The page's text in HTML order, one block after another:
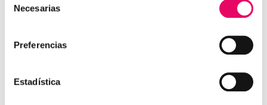
Necesarias
Preferencias
Estadística